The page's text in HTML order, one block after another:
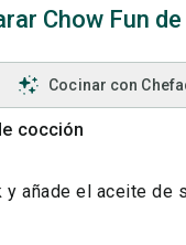
Chow Fun
Cocinar con
cocción
y añade el aceite de